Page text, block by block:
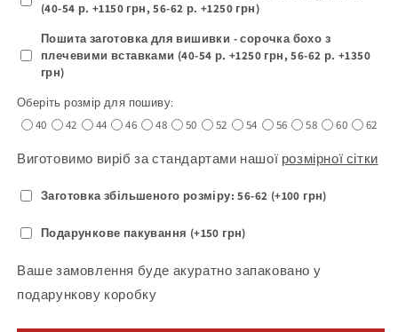
(40-54 р. +1150 грн, 56-62 р. +1250 грн)
Пошита заготовка для вишивки - сорочка бохо з
плечевими вставками (40-54 р. +1250 грн, 56-62 р. +1350
грн)
Оберіть розмір для пошиву:
40
42 44 46 48 50 52 54 56 58 60 62
Виготовимо виріб за стандартами нашої розмірної сітки
Заготовка збільшеного розміру: 56-62 (+100 грн)
Подарункове пакування (+150 грн)
Ваше замовлення буде акуратно запаковано у
подарункову коробку